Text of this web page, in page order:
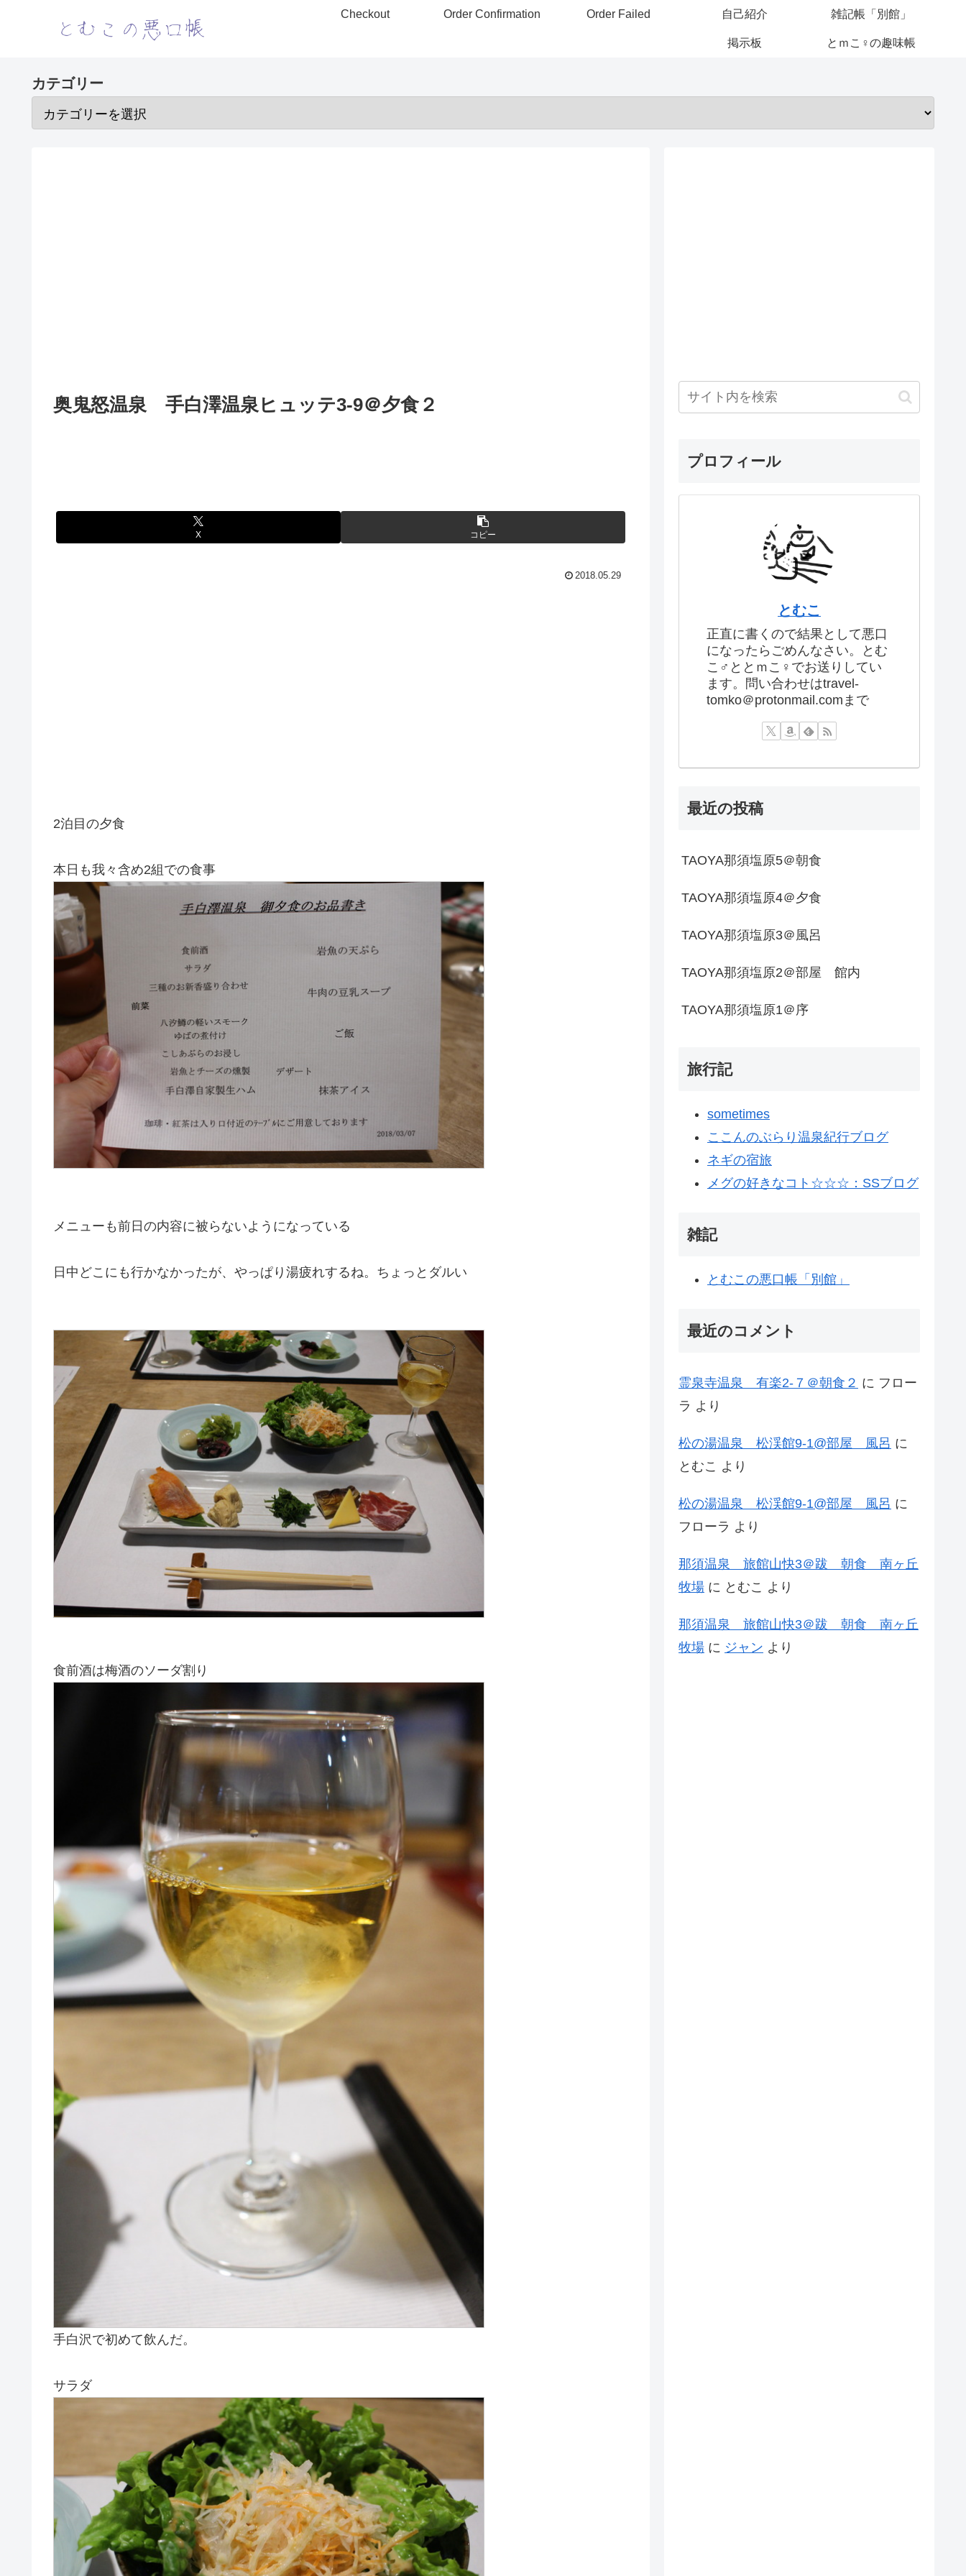
Checkout Order Confirmation Order Failed 自己紹介 雑記帳「別館」
掲示板 とｍこ♀の趣味帳
カテゴリー
奥鬼怒温泉 手白澤温泉ヒュッテ3-9＠夕食２
X コピー
2018.05.29
2泊目の夕食
本日も我々含め2組での食事
メニューも前日の内容に被らないようになっている
日中どこにも行かなかったが、やっぱり湯疲れするね。ちょっとダルい
食前酒は梅酒のソーダ割り
手白沢で初めて飲んだ。
サラダ
プロフィール
とむこ
正直に書くので結果として悪口
になったらごめんなさい。とむ
こ♂ととｍこ♀でお送りしてい
ます。問い合わせはtravel-
tomko＠protonmail.comまで
最近の投稿
TAOYA那須塩原5＠朝食
TAOYA那須塩原4＠夕食
TAOYA那須塩原3＠風呂
TAOYA那須塩原2＠部屋 館内
TAOYA那須塩原1＠序
旅行記
sometimes
ここんのぶらり温泉紀行ブログ
ネギの宿旅
メグの好きなコト☆☆☆：SSブログ
雑記
とむこの悪口帳「別館」
最近のコメント
霊泉寺温泉 有楽2-７＠朝食２ に フロー
ラ より
松の湯温泉 松渓館9-1@部屋 風呂 に
とむこ より
松の湯温泉 松渓館9-1@部屋 風呂 に
フローラ より
那須温泉 旅館山快3＠跋 朝食 南ヶ丘
牧場 に とむこ より
那須温泉 旅館山快3＠跋 朝食 南ヶ丘
牧場 に ジャン より